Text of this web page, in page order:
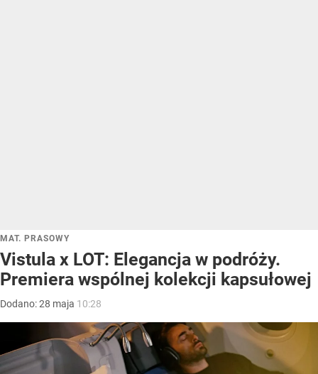
MAT. PRASOWY
Vistula x LOT: Elegancja w podróży.
Premiera wspólnej kolekcji kapsułowej
Dodano:28 maja 10:28